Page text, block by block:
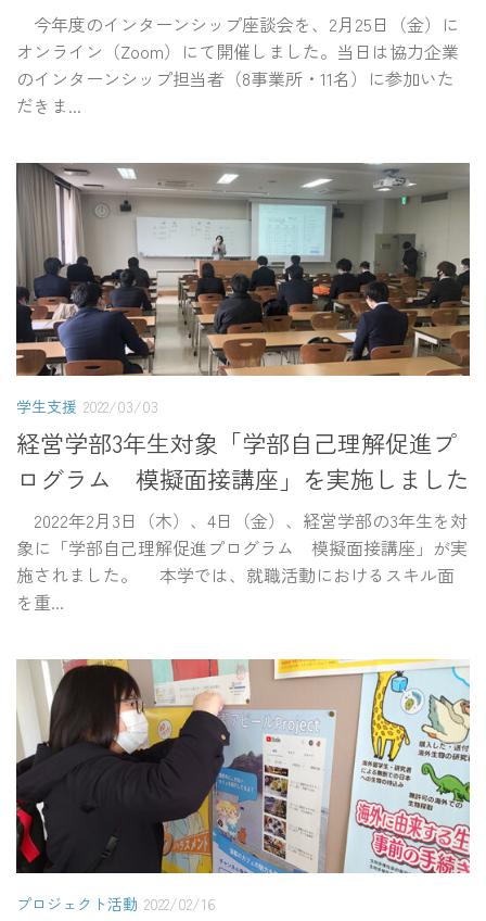
今年度のインターンシップ座談会を、2月25日（金）に
オンライン（Zoom）にて開催しました。当日は協力企業
のインターンシップ担当者（8事業所・11名）に参加いた
だきま...
学生支援 2022/03/03
経営学部3年生対象「学部自己理解促進プ
ログラム 模擬面接講座」を実施しました
2022年2月3日（木）、4日（金）、経営学部の3年生を対
象に「学部自己理解促進プログラム 模擬面接講座」が実
施されました。 本学では、就職活動におけるスキル面
を重...
プロジェクト活動 2022/02/16